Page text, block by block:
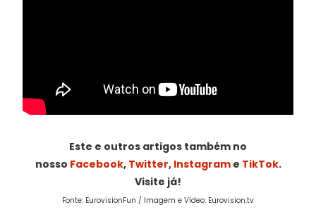
Este e outros artigos também no
nosso Facebook, Twitter, Instagrame TikTok.
Visite já!
Fonte: EurovisionFun / Imagem e Vídeo: Eurovision.tv